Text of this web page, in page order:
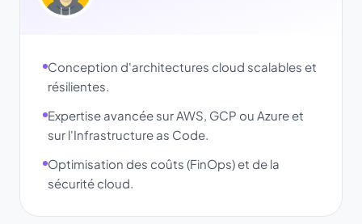
Conception d'architectures cloud scalables et
résilientes.
Expertise avancée sur AWS, GCP ou Azure et
sur l'Infrastructure as Code.
Optimisation des coûts (FinOps) et de la
sécurité cloud.